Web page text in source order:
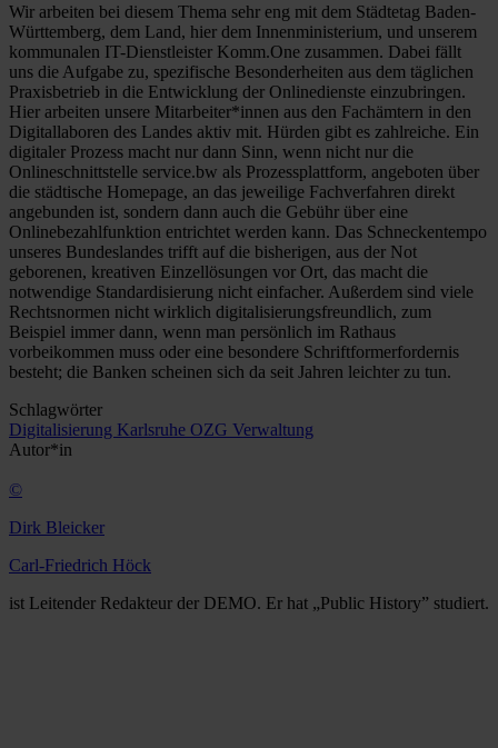
Wir arbeiten bei diesem Thema sehr eng mit dem Städtetag Baden-
Württemberg, dem Land, hier dem Innenministerium, und unserem
kommunalen IT-Dienstleister Komm.One zusammen. Dabei fällt
uns die Aufgabe zu, spezifische Besonderheiten aus dem täglichen
Praxisbetrieb in die Entwicklung der Onlinedienste einzubringen.
Hier arbeiten unsere Mitarbeiter*innen aus den Fachämtern in den
Digitallaboren des Landes aktiv mit. Hürden gibt es zahlreiche. Ein
digitaler Prozess macht nur dann Sinn, wenn nicht nur die
Onlineschnittstelle service.bw als Prozessplattform, angeboten über
die städtische Homepage, an das jeweilige Fachverfahren direkt
angebunden ist, sondern dann auch die Gebühr über eine
Onlinebezahlfunktion entrichtet werden kann. Das Schneckentempo
unseres Bundeslandes trifft auf die bisherigen, aus der Not
geborenen, kreativen Einzellösungen vor Ort, das macht die
notwendige Standardisierung nicht einfacher. Außerdem sind viele
Rechtsnormen nicht wirklich digitalisierungsfreundlich, zum
Beispiel immer dann, wenn man persönlich im Rathaus
vorbeikommen muss oder eine besondere Schriftformerfordernis
besteht; die Banken scheinen sich da seit Jahren leichter zu tun.
Schlagwörter
Digitalisierung Karlsruhe OZG Verwaltung
Autor*in
©
Dirk Bleicker
Carl-Friedrich Höck
ist Leitender Redakteur der DEMO. Er hat „Public History” studiert.